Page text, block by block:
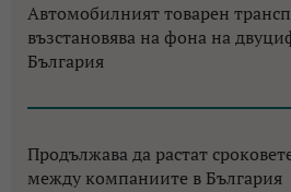
Автомобилният товарен
възстановява на фона на
България
Продължава да растат
между компаниите в България